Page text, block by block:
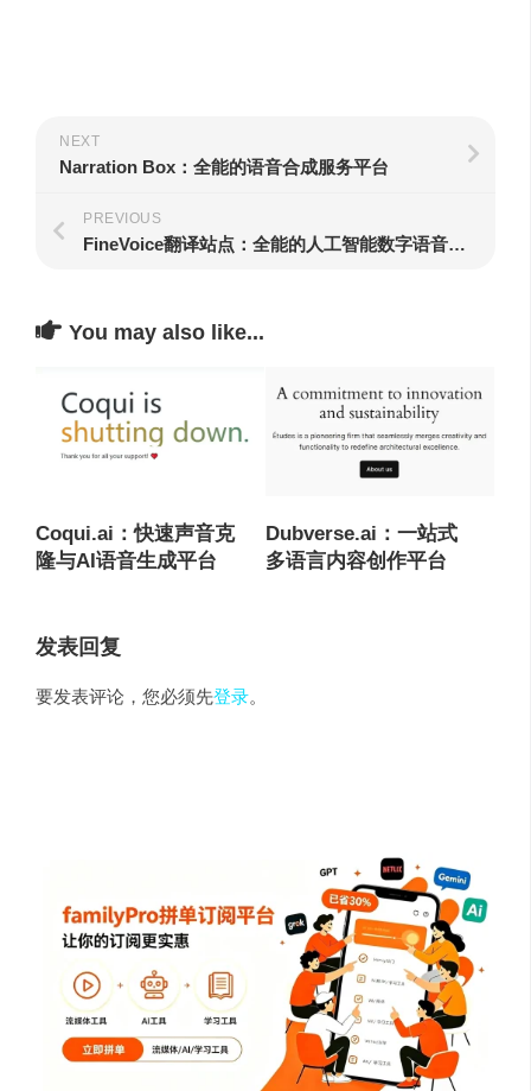
NEXT
Narration Box：全能的语音合成服务平台
PREVIOUS
FineVoice翻译站点：全能的人工智能数字语音平台
You may also like...
Coqui.ai：快速声音克
隆与AI语音生成平台
Dubverse.ai：一站式
多语言内容创作平台
发表回复
要发表评论，您必须先登录。